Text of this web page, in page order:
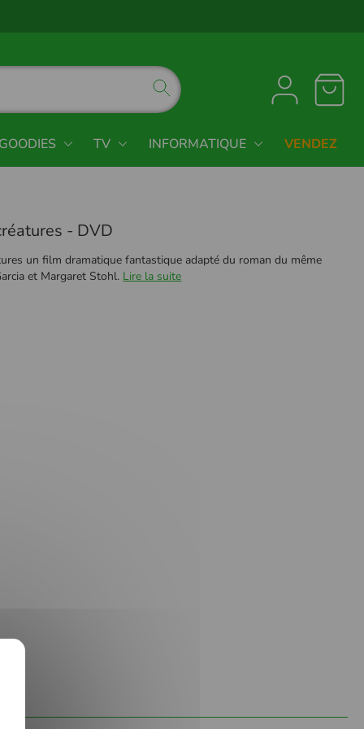
TV INFORMATIQUE VENDEZ
- DVD
un film dramatique fantastique adapté du roman du même
et Margaret Stohl. Lire la suite